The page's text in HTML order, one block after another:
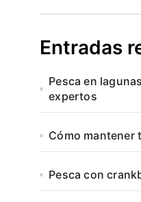
Entradas
Pesca en
expertos
Cómo mantener
Pesca con